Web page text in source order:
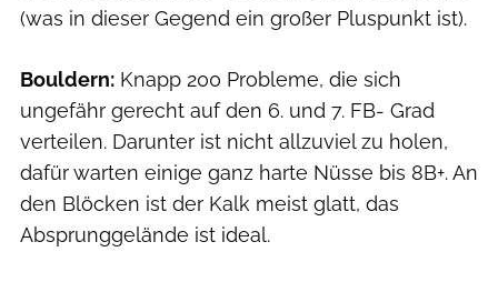
(was in dieser Gegend ein großer Pluspunkt ist).
Bouldern: Knapp 200 Probleme, die sich
ungefähr gerecht auf den 6. und 7. FB- Grad
verteilen. Darunter ist nicht allzuviel zu holen,
dafür warten einige ganz harte Nüsse bis 8B+. An
den Blöcken ist der Kalk meist glatt, das
Absprunggelände ist ideal.